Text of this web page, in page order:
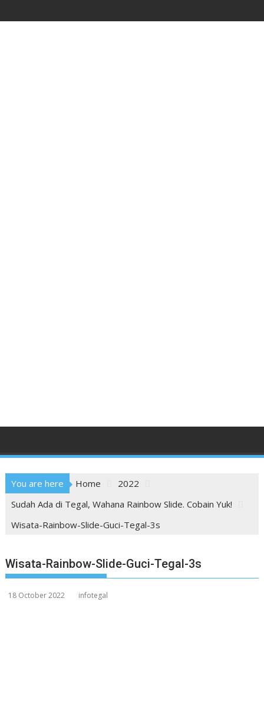
to
You are here Home
2022
Sudah Ada di Tegal, Wahana Rainbow Slide. Cobain Yuk!
Wisata-Rainbow-Slide-Guci-Tegal-3s
Wisata-Rainbow-Slide-Guci-Tegal-3s
18 October 2022 infotegal